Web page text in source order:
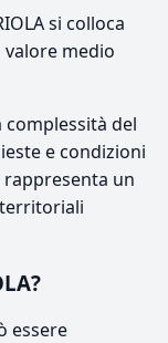
si colloca
valore medio
del
e condizioni
rappresenta un
essere